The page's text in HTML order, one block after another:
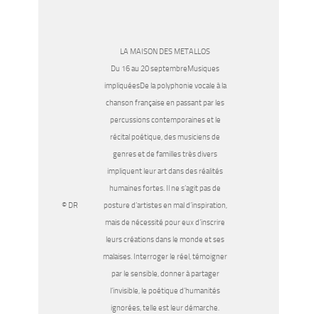
© DR
LA MAISON DES METALLOS
Du 16 au 20 septembreMusiques
impliquéesDe la polyphonie vocale à la
chanson française en passant par les
percussions contemporaines et le
récital poétique, des musiciens de
genres et de familles très divers
impliquent leur art dans des réalités
humaines fortes. Il ne s’agit pas de
posture d’artistes en mal d’inspiration,
mais de nécessité pour eux d’inscrire
leurs créations dans le monde et ses
malaises. Interroger le réel, témoigner
par le sensible, donner à partager
l’invisible, le poétique d’humanités
ignorées, telle est leur démarche.